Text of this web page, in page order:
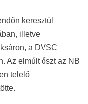
keresztül
illetve
a DVSC
Az elmúlt őszt az NB
telelő